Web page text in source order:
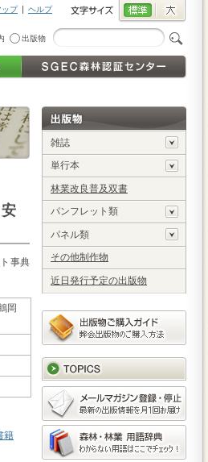
ップ ヘルプ
出版物
事典
岡
籍
雑誌
単行本
林業改良普及双書
パンフレット類
パネル類
その他制作物
近日発行予定の出版物